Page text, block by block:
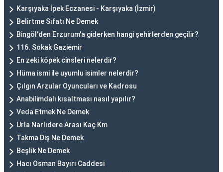
Karşıyaka İpek Eczanesi - Karşıyaka (İzmir)
Belirtme Sıfatı Ne Demek
Bingöl'den Erzurum'a giderken hangi şehirlerden geçilir?
116. Sokak Gaziemir
En zeki köpek cinsleri nelerdir?
Hüma ismi ile uyumlu isimler nelerdir?
Çılgın Arzular Oyuncuları ve Kadrosu
Anabilimdalı kısaltması nasıl yapılır?
Veda Etmek Ne Demek
Urla Narlıdere Arası Kaç Km
Takma Diş Ne Demek
Beşlik Ne Demek
Hacı Osman Bayırı Caddesi